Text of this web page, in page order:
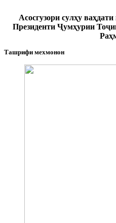
Асосгузори сулҳу
Президенти Ҷумҳурии
Ташрифи мехмонон